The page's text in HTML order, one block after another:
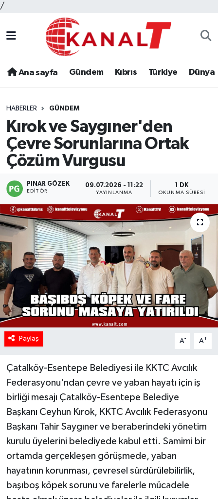
/
Ana sayfa Gündem Kıbrıs Türkiye Dünya
HABERLER GÜNDEM
Kırok ve Saygıner'den
Çevre Sorunlarına Ortak
Çözüm Vurgusu
PINAR GÖZEK
EDITÖR
09.07.2026 - 11:22
YAYINLANMA
1 DK
OKUNMA SÜRESI
Paylaş A- A+
Çatalköy-Esentepe Belediyesi ile KKTC Avcılık
Federasyonu'ndan çevre ve yaban hayatı için iş
birliği mesajı Çatalköy-Esentepe Belediye
Başkanı Ceyhun Kırok, KKTC Avcılık Federasyonu
Başkanı Tahir Saygıner ve beraberindeki yönetim
kurulu üyelerini belediyede kabul etti. Samimi bir
ortamda gerçekleşen görüşmede, yaban
hayatının korunması, çevresel sürdürülebilirlik,
başıboş köpek sorunu ve farelerle mücadele